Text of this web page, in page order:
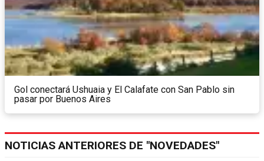
Gol conectará Ushuaia y El Calafate con San Pablo sin
pasar por Buenos Aires
NOTICIAS ANTERIORES DE "NOVEDADES"